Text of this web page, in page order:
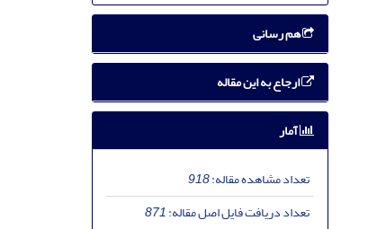
هم رسانی
ارجاع به این مقاله
آمار
تعداد مشاهده مقاله:918
تعداد دریافت فایل اصل مقاله:871